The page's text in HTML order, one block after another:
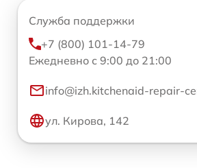
Служба поддержки
+7 (800) 101-14-79
Ежедневно с 9:00 до 21:00
info@izh.kitchenaid-repair-
ул. Кирова, 142